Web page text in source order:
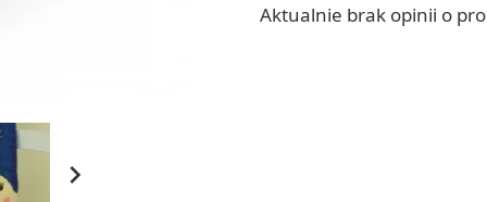

Aktualnie brak opinii o